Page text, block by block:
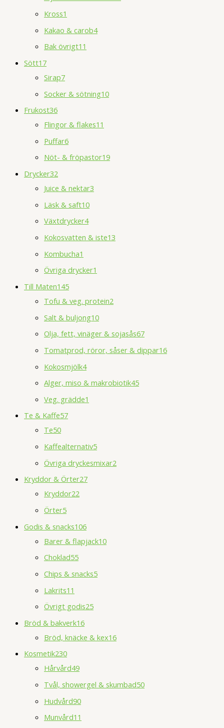
Kross1
Kakao & carob4
Bak övrigt11
Sött17
Sirap7
Socker & sötning10
Frukost36
Flingor & flakes11
Puffar6
Nöt- & fröpastor19
Drycker32
Juice & nektar3
Läsk & saft10
Växtdrycker4
Kokosvatten & iste13
Kombucha1
Övriga drycker1
Till Maten145
Tofu & veg. protein2
Salt & buljong10
Olja, fett, vinäger & sojasås67
Tomatprod, röror, såser & dippar16
Kokosmjölk4
Alger, miso & makrobiotik45
Veg. grädde1
Te & Kaffe57
Te50
Kaffealternativ5
Övriga dryckesmixar2
Kryddor & Örter27
Kryddor22
Örter5
Godis & snacks106
Barer & flapjack10
Choklad55
Chips & snacks5
Lakrits11
Övrigt godis25
Bröd & bakverk16
Bröd, knäcke & kex16
Kosmetik230
Hårvård49
Tvål, showergel & skumbad50
Hudvård90
Munvård11